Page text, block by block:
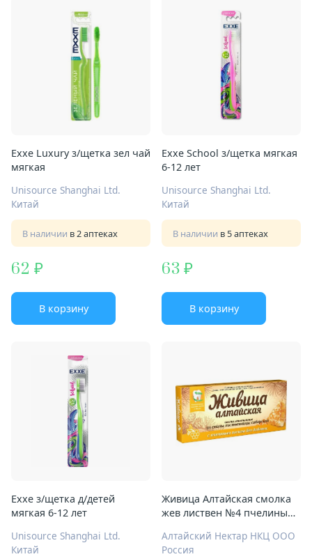
Exxe Luxury з/щетка зел чай
мягкая
Unisource Shanghai Ltd.
Китай
В наличии в 2 аптеках
62
В корзину
Exxe School з/щетка мягкая
6-12 лет
Unisource Shanghai Ltd.
Китай
В наличии в 5 аптеках
63
В корзину
Exxe з/щетка д/детей
мягкая 6-12 лет
Unisource Shanghai Ltd.
Китай
Живица Алтайская смолка
жев листвен №4 пчелиный
Алтайский Нектар НКЦ ООО
Россия